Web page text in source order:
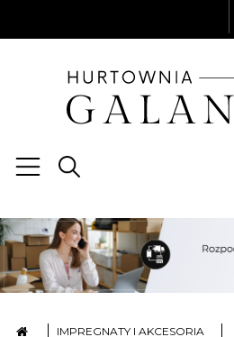
IMPREGNATY I AKCESORIA